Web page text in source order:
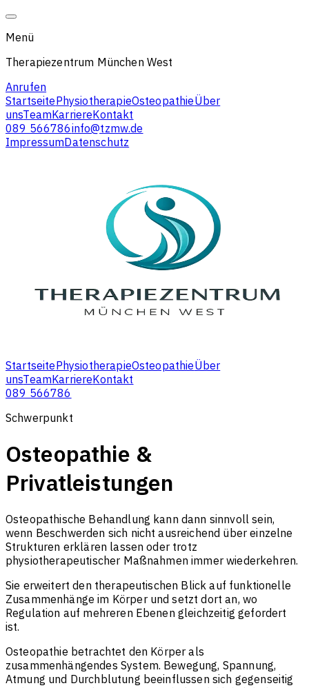
Menü
Therapiezentrum München West
Anrufen
StartseitePhysiotherapieOsteopathieÜber
unsTeamKarriereKontakt
089 566786info@tzmw.de
ImpressumDatenschutz
StartseitePhysiotherapieOsteopathieÜber
unsTeamKarriereKontakt
089 566786
Schwerpunkt
Osteopathie &
Privatleistungen
Osteopathische Behandlung kann dann sinnvoll sein,
wenn Beschwerden sich nicht ausreichend über einzelne
Strukturen erklären lassen oder trotz
physiotherapeutischer Maßnahmen immer wiederkehren.
Sie erweitert den therapeutischen Blick auf funktionelle
Zusammenhänge im Körper und setzt dort an, wo
Regulation auf mehreren Ebenen gleichzeitig gefordert
ist.
Osteopathie betrachtet den Körper als
zusammenhängendes System. Bewegung, Spannung,
Atmung und Durchblutung beeinflussen sich gegenseitig